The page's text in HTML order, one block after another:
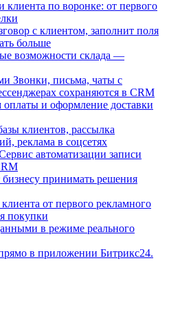
клиента по воронке: от первого
с клиентом, заполнит поля
больше
возможности склада —
Звонки, письма, чаты с
сохраняются в CRM
и оформление доставки
клиентов, рассылка
реклама в соцсетях
автоматизации записи
принимать решения
от первого рекламного
покупки
в режиме реального
в приложении Битрикс24.